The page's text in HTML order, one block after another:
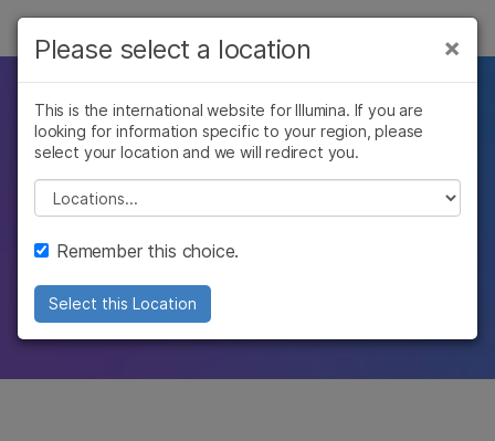
ソリューション
ラーニング
企業情報
サポート
お気に入りの分野を選択
このパートナーシップ
は
私的なものです
今日のゲノムソリューションが明日のがんのブ
レークスルーの基盤に
×
Please select a location
This is the international website for Illumina. If you are
looking for information specific to your region, please
select your location and we will redirect you.
Please select a location
Remember this choice.
Select this Location
×
がん研究
農学研究
臨床オンコロジー